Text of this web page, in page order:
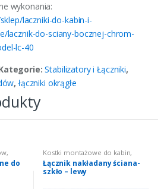
wykonania:
laczniki-do-kabin-i-
lacznik-do-sciany-bocznej-chrom-
lc-40
Stabilizatory i Łączniki,
, łączniki okrągłe
,
do
Kostki montażowe do kabin,
Łączniki do kabin i zabudów
łączniki prostokątne
Łącznik nakładany ściana-
szkło – lewy